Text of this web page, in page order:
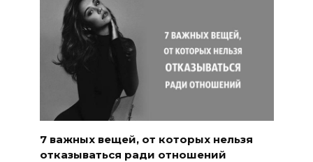
7 важных вещей, от которых нельзя
отказываться ради отношений